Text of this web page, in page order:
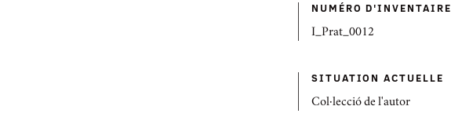
NUMÉRO D'INVENTAIRE
I_Prat_0012
SITUATION ACTUELLE
Col·lecció de l'autor